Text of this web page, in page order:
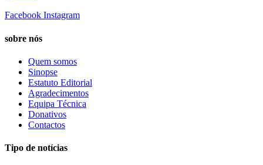
Facebook Instagram
sobre nós
Quem somos
Sinopse
Estatuto Editorial
Agradecimentos
Equipa Técnica
Donativos
Contactos
Tipo de notícias